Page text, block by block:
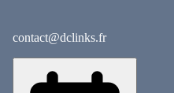
contact@dclinks.fr